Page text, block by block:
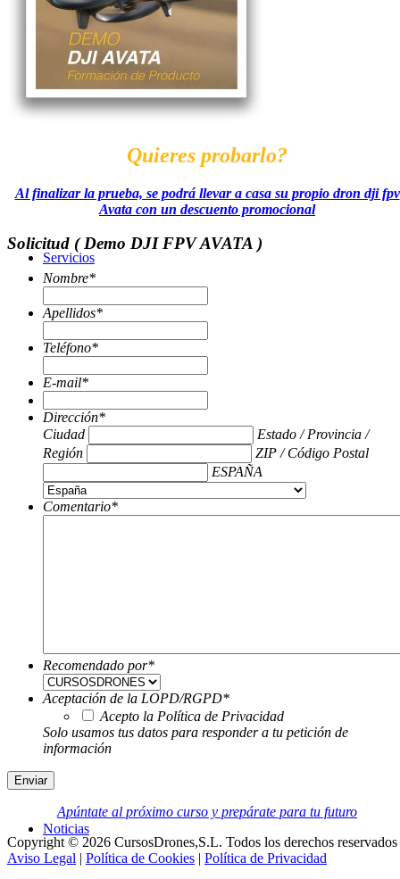
Servicios
Noticias
Quieres probarlo?
Al finalizar la prueba, se podrá llevar a casa su propio dron dji fpv
Avata con un descuento promocional
Solicitud ( Demo DJI FPV AVATA )
Nombre*
Apellidos*
Teléfono*
E-mail*
Dirección*
Ciudad
Estado / Provincia /
Región
ZIP / Código Postal
ESPAÑA
Comentario*
Recomendado por*
Aceptación de la LOPD/RGPD*
Acepto la Política de Privacidad
Solo usamos tus datos para responder a tu petición de
información
Apúntate al próximo curso y prepárate para tu futuro
Copyright © 2026 CursosDrones,S.L. Todos los derechos reservados
Aviso Legal | Política de Cookies | Política de Privacidad